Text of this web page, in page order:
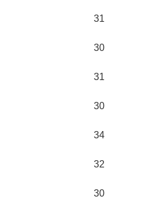
31
30
31
30
34
32
30